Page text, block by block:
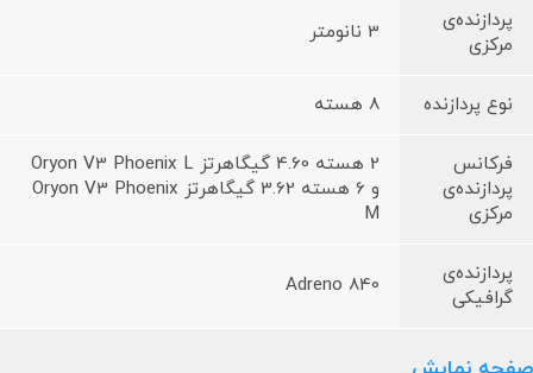
پردازنده‌ی
مرکزی
3 نانومتر
نوع پردازنده 8 هسته
فرکانس
پردازنده‌ی
مرکزی
2 هسته 4.60 گیگاهرتز Oryon V3 Phoenix L
و 6 هسته 3.62 گیگاهرتز Oryon V3 Phoenix
M
پردازنده‌ی
گرافیکی
Adreno 840